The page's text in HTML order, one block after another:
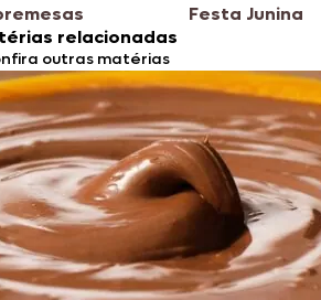
Festa Junina
relacionadas
outras matérias